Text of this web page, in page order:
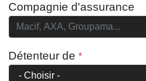
Compagnie d'assurance
Détenteur de